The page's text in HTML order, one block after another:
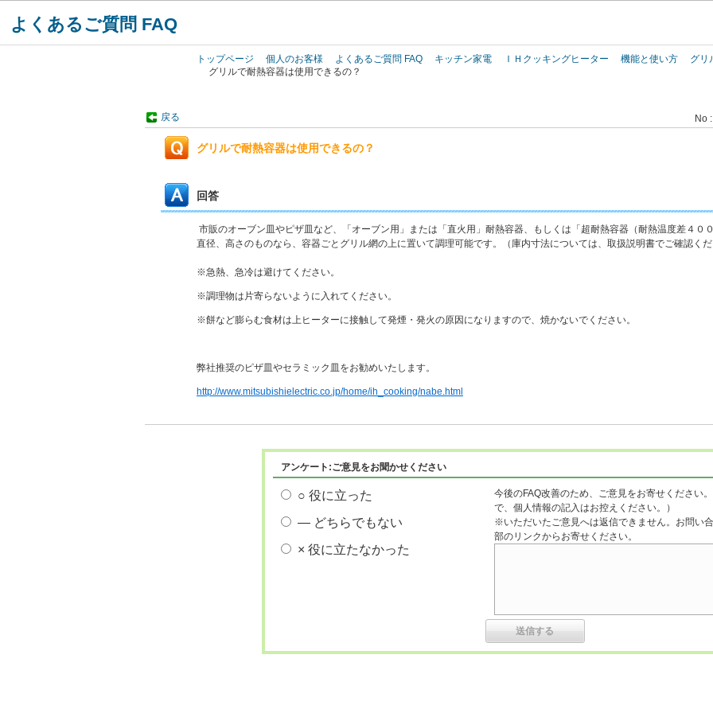
よくあるご質問 FAQ
トップページ 個人のお客様 よくあるご質問 FAQ キッチン家電 ＩＨクッキングヒーター 機能と使い方
グリ
グリルで耐熱容器は使用できるの？
戻る No
グリルで耐熱容器は使用できるの？
回答
市販のオーブン皿やピザ皿など、「オーブン用」または「直火用」耐熱容器、もしくは「超耐熱容器（耐熱温度差４０
直径、高さのものなら、容器ごとグリル網の上に置いて調理可能です。（庫内寸法については、取扱説明書でご確認くだ
※急熱、急冷は避けてください。
※調理物は片寄らないように入れてください。
※餅など膨らむ食材は上ヒーターに接触して発煙・発火の原因になりますので、焼かないでください。
弊社推奨のピザ皿やセラミック皿をお勧めいたします。
http://www.mitsubishielectric.co.jp/home/ih_cooking/nabe.html
アンケート:ご意見をお聞かせください
○ 役に立った
― どちらでもない
× 役に立たなかった
今後のFAQ改善のため、ご意見をお寄せください
で、個人情報の記入はお控えください。）
※いただいたご意見へは返信できません。お問い
部のリンクからお寄せください。